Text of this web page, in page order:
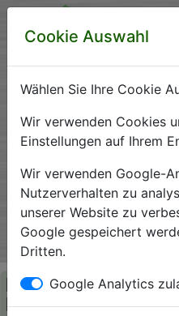
Sachsen-
Ein Service der
e.V.
Herzlich
Krankenhäuser
Cookie Auswahl
Wählen Sie Ihre Cookie
Wir verwenden Cookies
Einstellungen auf Ihrem
Wir verwenden Google-
Nutzerverhalten zu
unserer Website zu
Google gespeichert
Dritten.
Google Analytics